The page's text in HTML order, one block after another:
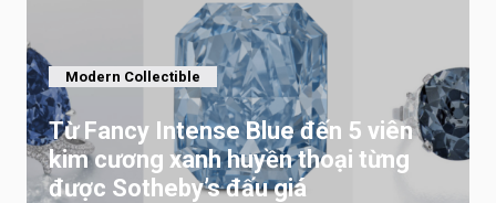
Modern Collectible
Từ Fancy Intense Blue đến 5 viên
kim cương xanh huyền thoại từng
được Sotheby’s đấu giá